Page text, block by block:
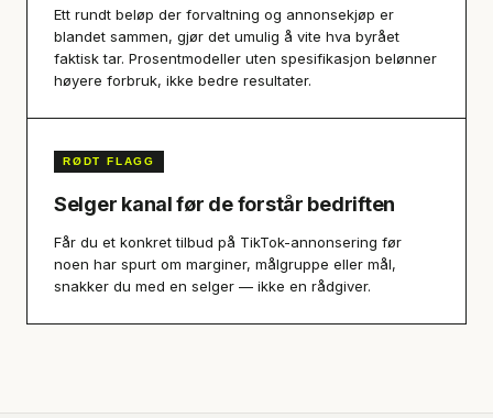
Ett rundt beløp der forvaltning og annonsekjøp er
blandet sammen, gjør det umulig å vite hva byrået
faktisk tar. Prosentmodeller uten spesifikasjon belønner
høyere forbruk, ikke bedre resultater.
RØDT FLAGG
Selger kanal før de forstår bedriften
Får du et konkret tilbud på TikTok-annonsering før
noen har spurt om marginer, målgruppe eller mål,
snakker du med en selger — ikke en rådgiver.